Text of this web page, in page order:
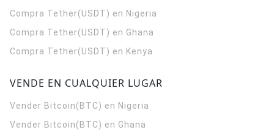
Compra Tether(USDT) en Nigeria
Compra Tether(USDT) en Ghana
Compra Tether(USDT) en Kenya
VENDE EN CUALQUIER LUGAR
Vender Bitcoin(BTC) en Nigeria
Vender Bitcoin(BTC) en Ghana